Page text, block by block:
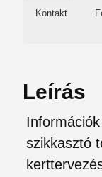
Kontakt
Leírás
szikkasztó